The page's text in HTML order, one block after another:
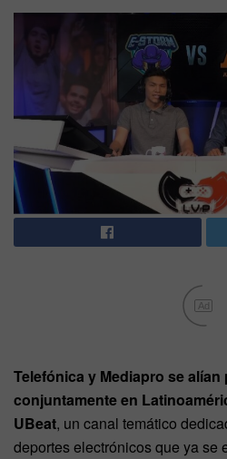
Ad
Telefónica y Mediapro se
conjuntamente en
UBeat, un canal temático
deportes electrónicos que ya se